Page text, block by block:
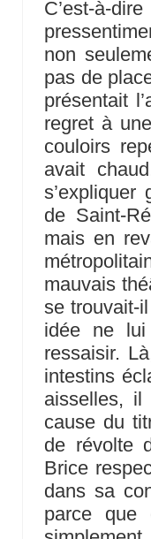
C’est-à-
non
pas de
présentait
regret à
couloirs
avait
de Saint-
mais en
mauvais
se trouvait-
idée ne
ressaisir.
intestins
aisselles, il
cause du
de révolte
Brice
dans sa
parce que